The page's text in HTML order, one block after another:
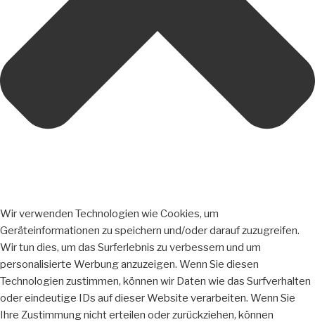
Wir verwenden Technologien wie Cookies, um
Geräteinformationen zu speichern und/oder darauf zuzugreifen.
Wir tun dies, um das Surferlebnis zu verbessern und um
personalisierte Werbung anzuzeigen. Wenn Sie diesen
Technologien zustimmen, können wir Daten wie das Surfverhalten
oder eindeutige IDs auf dieser Website verarbeiten. Wenn Sie
Ihre Zustimmung nicht erteilen oder zurückziehen, können